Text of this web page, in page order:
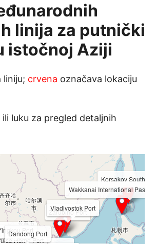
linija za putnički
istočnoj Aziji
liniju; crvena označava lokaciju
luku za pregled detaljnih